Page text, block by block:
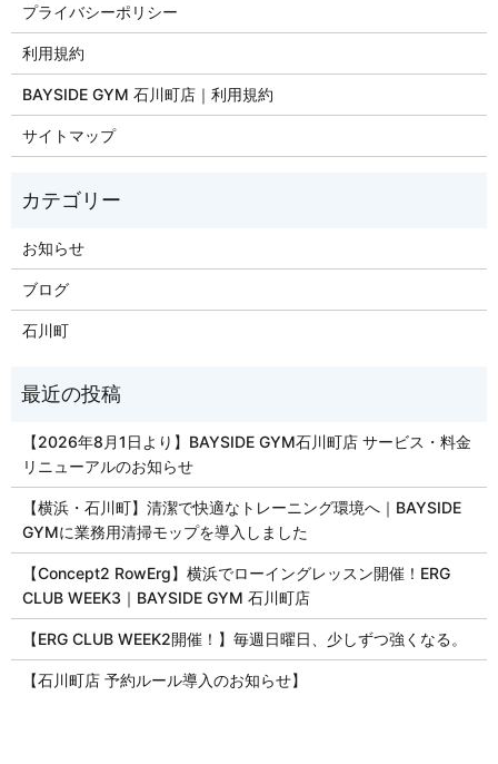
プライバシーポリシー
利用規約
BAYSIDE GYM 石川町店｜利用規約
サイトマップ
お知らせ
ブログ
石川町
【2026年8月1日より】BAYSIDE GYM石川町店 サービス・料金
リニューアルのお知らせ
【横浜・石川町】清潔で快適なトレーニング環境へ｜BAYSIDE
GYMに業務用清掃モップを導入しました
【Concept2 RowErg】横浜でローイングレッスン開催！ERG
CLUB WEEK3｜BAYSIDE GYM 石川町店
【ERG CLUB WEEK2開催！】毎週日曜日、少しずつ強くなる。
【石川町店 予約ルール導入のお知らせ】